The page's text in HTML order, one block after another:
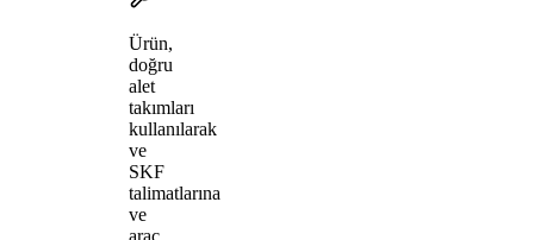
Ürün,
doğru
alet
takımları
kullanılarak
ve
SKF
talimatlarına
ve
araç